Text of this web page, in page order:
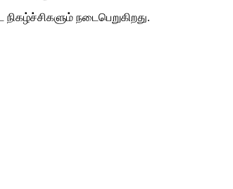
நிகழ்ச்சிகளும் நடைபெறுகிறது.